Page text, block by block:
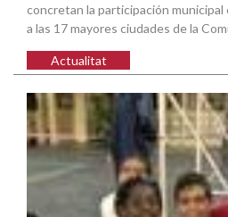
concretan la participación
a las 17 mayores ciudades de la
Actualitat